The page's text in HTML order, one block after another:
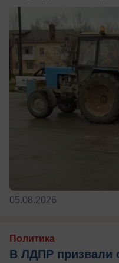
05.08.2026
Политика
В ЛДПР призвали